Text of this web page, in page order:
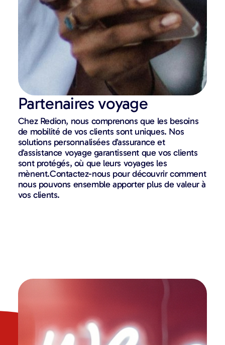
Partenaires voyage
Chez Redion, nous comprenons que les besoins
de mobilité de vos clients sont uniques. Nos
solutions personnalisées d’assurance et
d’assistance voyage garantissent que vos clients
sont protégés, où que leurs voyages les
mènent.Contactez-nous pour découvrir comment
nous pouvons ensemble apporter plus de valeur à
vos clients.